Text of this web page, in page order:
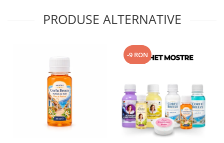
PRODUSE ALTERNATIVE
-9 RON